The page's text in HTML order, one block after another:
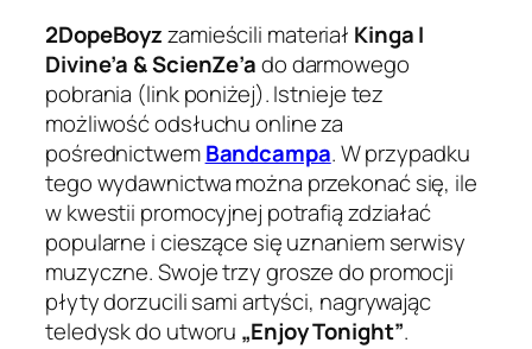
2DopeBoyzzamieścili materiał Kinga I
Divine’a & ScienZe’ado darmowego
pobrania (link poniżej). Istnieje tez
możliwość odsłuchu online za
pośrednictwemBandcampa. W przypadku
tego wydawnictwa można przekonać się, ile
w kwestii promocyjnej potrafią zdziałać
popularne i cieszące się uznaniem serwisy
muzyczne. Swoje trzy grosze do promocji
płyty dorzucili sami artyści, nagrywając
teledysk do utworu „Enjoy Tonight”.